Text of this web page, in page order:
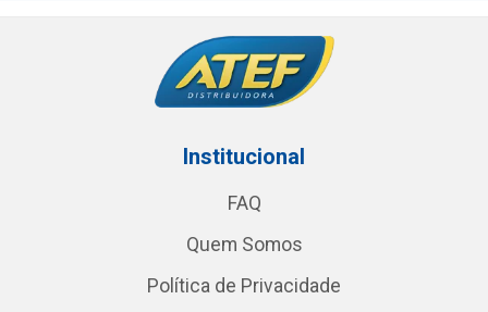
Institucional
FAQ
Quem Somos
Política de Privacidade